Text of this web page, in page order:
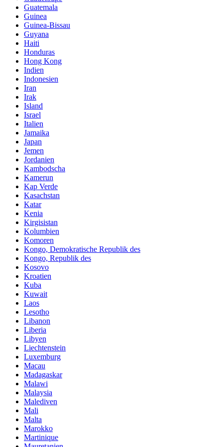
Guatemala
Guinea
Guinea-Bissau
Guyana
Haiti
Honduras
Hong Kong
Indien
Indonesien
Iran
Irak
Island
Israel
Italien
Jamaika
Japan
Jemen
Jordanien
Kambodscha
Kamerun
Kap Verde
Kasachstan
Katar
Kenia
Kirgisistan
Kolumbien
Komoren
Kongo, Demokratische Republik des
Kongo, Republik des
Kosovo
Kroatien
Kuba
Kuwait
Laos
Lesotho
Libanon
Liberia
Libyen
Liechtenstein
Luxemburg
Macau
Madagaskar
Malawi
Malaysia
Malediven
Mali
Malta
Marokko
Martinique